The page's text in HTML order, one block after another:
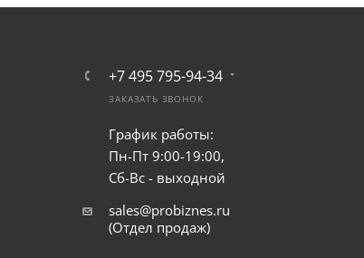
+7 495 795-94-34
ЗАКАЗАТЬ ЗВОНОК
График работы:
Пн-Пт 9:00-19:00,
Сб-Вс - выходной
sales@probiznes.ru
(Отдел продаж)